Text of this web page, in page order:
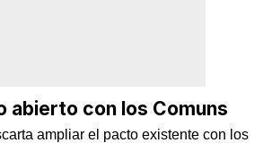
abierto con los Comuns
ampliar el pacto existente con los